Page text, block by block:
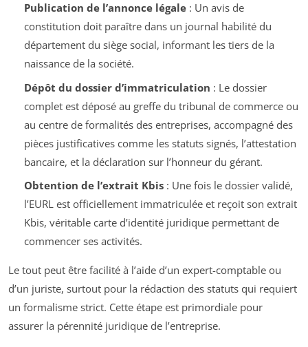
Publication de l’annonce légale: Un avis de
constitution doit paraître dans un journal habilité du
département du siège social, informant les tiers de la
naissance de la société.
Dépôt du dossier d’immatriculation : Le dossier
complet est déposé au greffe du tribunal de commerce ou
au centre de formalités des entreprises, accompagné des
pièces justificatives comme les statuts signés, l’attestation
bancaire, et la déclaration sur l’honneur du gérant.
Obtention de l’extrait Kbis: Une fois le dossier validé,
l’EURL est officiellement immatriculée et reçoit son extrait
Kbis, véritable carte d’identité juridique permettant de
commencer ses activités.
Le tout peut être facilité à l’aide d’un expert-comptable ou
d’un juriste, surtout pour la rédaction des statuts qui requiert
un formalisme strict. Cette étape est primordiale pour
assurer la pérennité juridique de l’entreprise.